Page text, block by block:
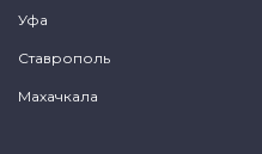
Уфа
Ставрополь
Махачкала